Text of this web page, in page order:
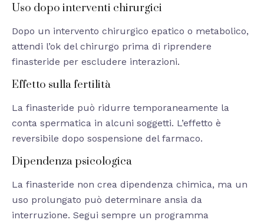
Uso dopo interventi chirurgici
Dopo un intervento chirurgico epatico o metabolico,
attendi l’ok del chirurgo prima di riprendere
finasteride per escludere interazioni.
Effetto sulla fertilità
La finasteride può ridurre temporaneamente la
conta spermatica in alcuni soggetti. L’effetto è
reversibile dopo sospensione del farmaco.
Dipendenza psicologica
La finasteride non crea dipendenza chimica, ma un
uso prolungato può determinare ansia da
interruzione. Segui sempre un programma